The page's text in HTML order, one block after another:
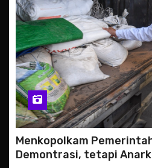
Menkopolkam
Demontrasi, tetapi